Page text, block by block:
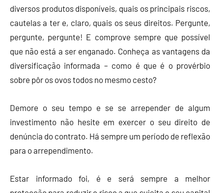
diversos produtos disponíveis, quais os principais riscos,
cautelas a ter e, claro, quais os seus direitos. Pergunte,
pergunte, pergunte! E comprove sempre que possível
que não está a ser enganado. Conheça as vantagens da
diversificação informada – como é que é o provérbio
sobre pôr os ovos todos no mesmo cesto?
Demore o seu tempo e se se arrepender de algum
investimento não hesite em exercer o seu direito de
denúncia do contrato. Há sempre um período de reflexão
para o arrependimento.
Estar informado foi, é e será sempre a melhor